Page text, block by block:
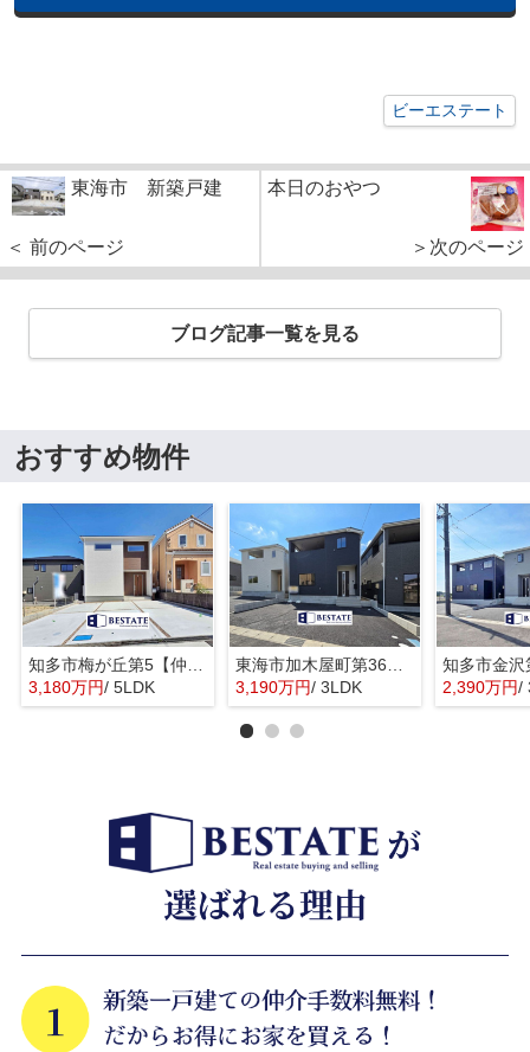
ビーエステート
東海市 新築戸建
＜ 前のページ
本日のおやつ
＞次のページ
ブログ記事一覧を見る
おすすめ物件
3,180万円/ 5LDK
3,190万円/ 3LDK 2,390万円/